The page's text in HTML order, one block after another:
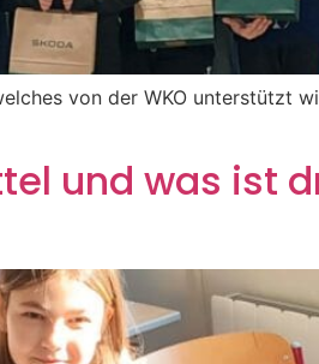
von der WKO unterstützt
und was ist